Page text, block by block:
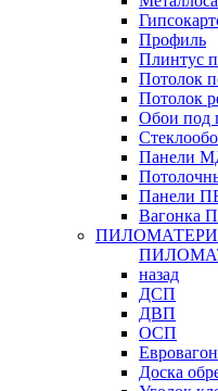
Профиль
Плинтус
Потолок
Потолок
Обои под
Панели
Панели
Вагонка
назад
ДСП
ДВП
ОСП
Доска